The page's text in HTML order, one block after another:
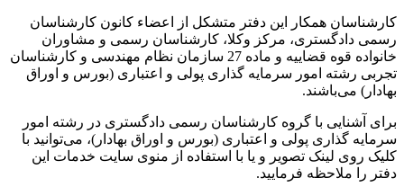
کارشناسان همکار این دفتر متشکل از اعضاء کانون کارشناسان
رسمی دادگستری، مرکز وکلا، کارشناسان رسمی و مشاوران
خانواده قوه قضاییه و ماده 27 سازمان نظام مهندسی و کارشناسان
تجربی رشته امور سرمایه گذاری پولی و اعتباری (بورس و اوراق
بهادار) می‌باشند.
برای آشنایی با گروه کارشناسان رسمی دادگستری در رشته امور
سرمایه گذاری پولی و اعتباری (بورس و اوراق بهادار)، می‌توانید با
کلیک روی لینک تصویر و یا با استفاده از منوی سایت خدمات این
دفتر را ملاحظه فرمایید.